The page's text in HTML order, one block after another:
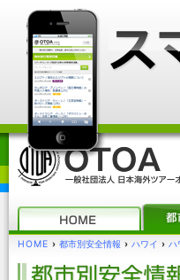
HOME › 都市別安全情報 › ハワイ › ハ